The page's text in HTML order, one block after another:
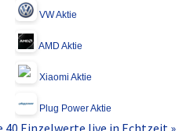
VW Aktie
AMD Aktie
Xiaomi Aktie
Plug Power Aktie
40 Einzelwerte live in Echtzeit »